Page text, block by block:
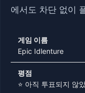
에서도 차단 없이
게임 이름
Epic Idlenture
평점
⭐ 아직 투표되지 않